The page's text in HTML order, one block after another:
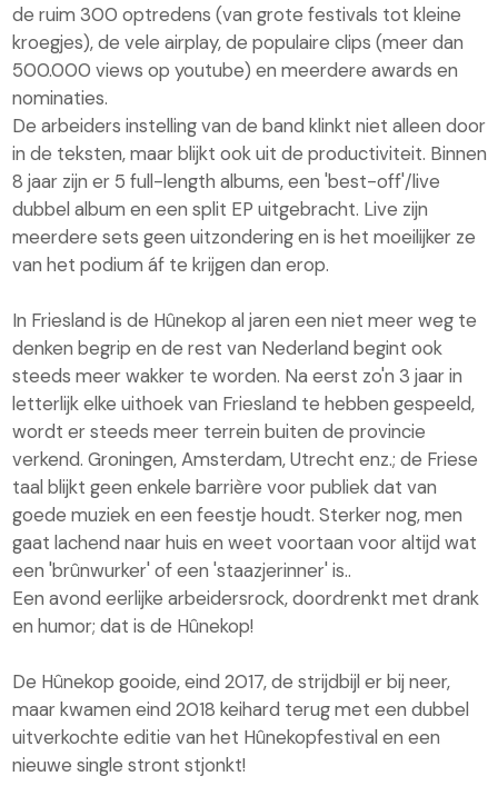
de ruim 300 optredens (van grote festivals tot kleine
kroegjes), de vele airplay, de populaire clips (meer dan
500.000 views op youtube) en meerdere awards en
nominaties.
De arbeiders instelling van de band klinkt niet alleen door
in de teksten, maar blijkt ook uit de productiviteit. Binnen
8 jaar zijn er 5 full-length albums, een 'best-off'/live
dubbel album en een split EP uitgebracht. Live zijn
meerdere sets geen uitzondering en is het moeilijker ze
van het podium áf te krijgen dan erop.
In Friesland is de Hûnekop al jaren een niet meer weg te
denken begrip en de rest van Nederland begint ook
steeds meer wakker te worden. Na eerst zo'n 3 jaar in
letterlijk elke uithoek van Friesland te hebben gespeeld,
wordt er steeds meer terrein buiten de provincie
verkend. Groningen, Amsterdam, Utrecht enz.; de Friese
taal blijkt geen enkele barrière voor publiek dat van
goede muziek en een feestje houdt. Sterker nog, men
gaat lachend naar huis en weet voortaan voor altijd wat
een 'brûnwurker' of een 'staazjerinner' is..
Een avond eerlijke arbeidersrock, doordrenkt met drank
en humor; dat is de Hûnekop!
De Hûnekop gooide, eind 2017, de strijdbijl er bij neer,
maar kwamen eind 2018 keihard terug met een dubbel
uitverkochte editie van het Hûnekopfestival en een
nieuwe single stront stjonkt!